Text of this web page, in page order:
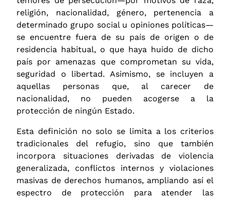
religión, nacionalidad, género, pertenencia a
determinado grupo social u opiniones políticas—
se encuentre fuera de su país de origen o de
residencia habitual, o que haya huido de dicho
país por amenazas que comprometan su vida,
seguridad o libertad. Asimismo, se incluyen a
aquellas personas que, al carecer de
nacionalidad, no pueden acogerse a la
protección de ningún Estado.
Esta definición no solo se limita a los criterios
tradicionales del refugio, sino que también
incorpora situaciones derivadas de violencia
generalizada, conflictos internos y violaciones
masivas de derechos humanos, ampliando así el
espectro de protección para atender las